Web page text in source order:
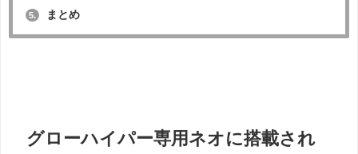
5. まとめ
グローハイパー専用ネオに搭載され